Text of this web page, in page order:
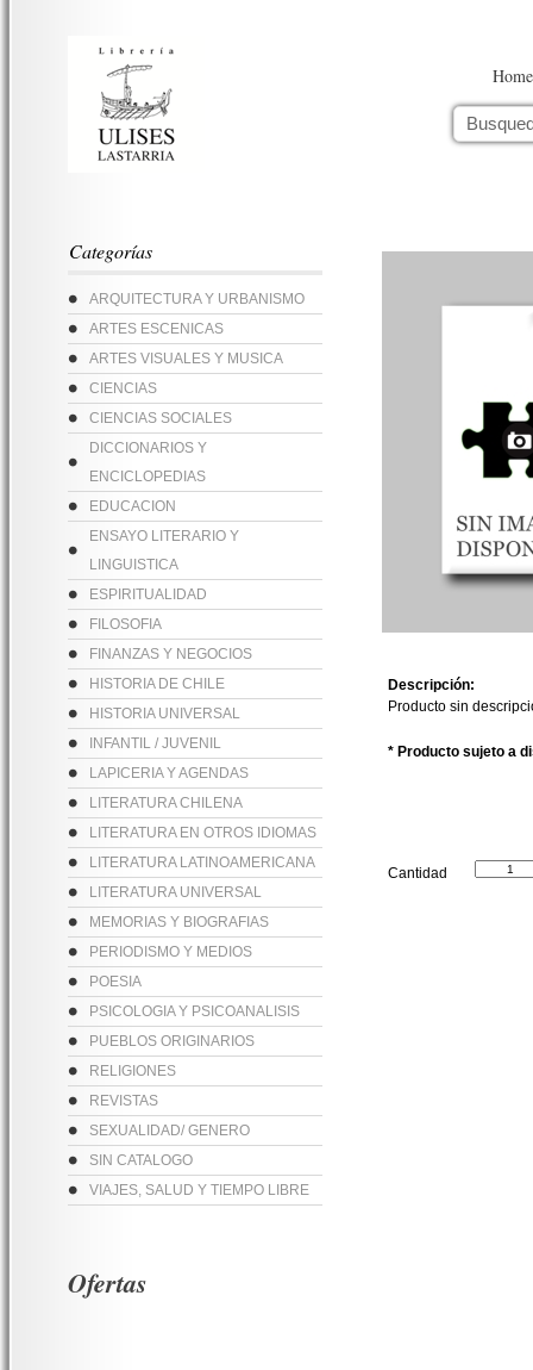
Home
Categorías
ARQUITECTURA Y URBANISMO
ARTES ESCENICAS
ARTES VISUALES Y MUSICA
CIENCIAS
CIENCIAS SOCIALES
DICCIONARIOS Y
ENCICLOPEDIAS
EDUCACION
ENSAYO LITERARIO Y
LINGUISTICA
ESPIRITUALIDAD
FILOSOFIA
FINANZAS Y NEGOCIOS
HISTORIA DE CHILE
HISTORIA UNIVERSAL
INFANTIL / JUVENIL
LAPICERIA Y AGENDAS
LITERATURA CHILENA
LITERATURA EN OTROS IDIOMAS
LITERATURA LATINOAMERICANA
LITERATURA UNIVERSAL
MEMORIAS Y BIOGRAFIAS
PERIODISMO Y MEDIOS
POESIA
PSICOLOGIA Y PSICOANALISIS
PUEBLOS ORIGINARIOS
RELIGIONES
REVISTAS
SEXUALIDAD/ GENERO
SIN CATALOGO
VIAJES, SALUD Y TIEMPO LIBRE
Descripción:
Producto sin
* Producto sujeto a
Cantidad
Ofertas